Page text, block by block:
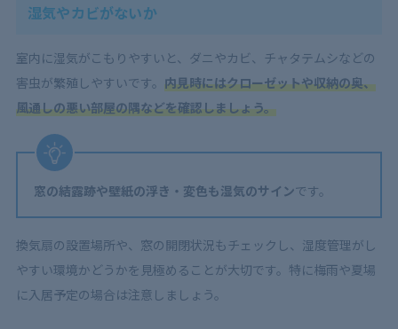
湿気やカビがないか
室内に湿気がこもりやすいと、ダニやカビ、チャタテムシなどの
害虫が繁殖しやすいです。 内見時にはクローゼットや収納の奥、
風通しの悪い部屋の隅などを確認しましょう。
窓の結露跡や壁紙の浮き・変色も湿気のサインです。
換気扇の設置場所や、窓の開閉状況もチェックし、湿度管理がし
やすい環境かどうかを見極めることが大切です。特に梅雨や夏場
に入居予定の場合は注意しましょう。